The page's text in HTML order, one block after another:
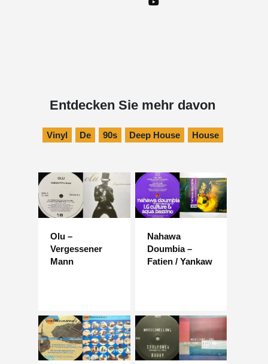
Entdecken Sie mehr davon
Vinyl De 90s Deep House House
Olu –
Vergessener
Mann
Nahawa
Doumbia –
Fatien / Yankaw